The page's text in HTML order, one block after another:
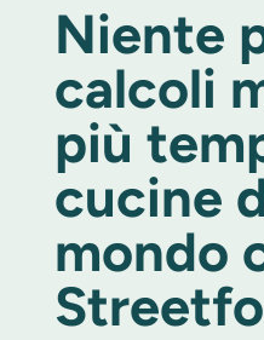
Niente
calcoli
più
cucine
mondo